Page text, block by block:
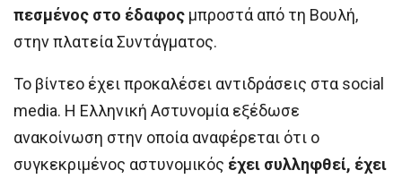
πεσμένος στο έδαφος μπροστά από τη Βουλή,
στην πλατεία Συντάγματος.
Το βίντεο έχει προκαλέσει αντιδράσεις στα social
media. Η Ελληνική Αστυνομία εξέδωσε
ανακοίνωση στην οποία αναφέρεται ότι ο
συγκεκριμένος αστυνομικός έχει συλληφθεί, έχει